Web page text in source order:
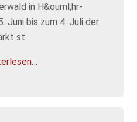
in H&ouml;hr-
Juni bis zum 4. Juli der
st